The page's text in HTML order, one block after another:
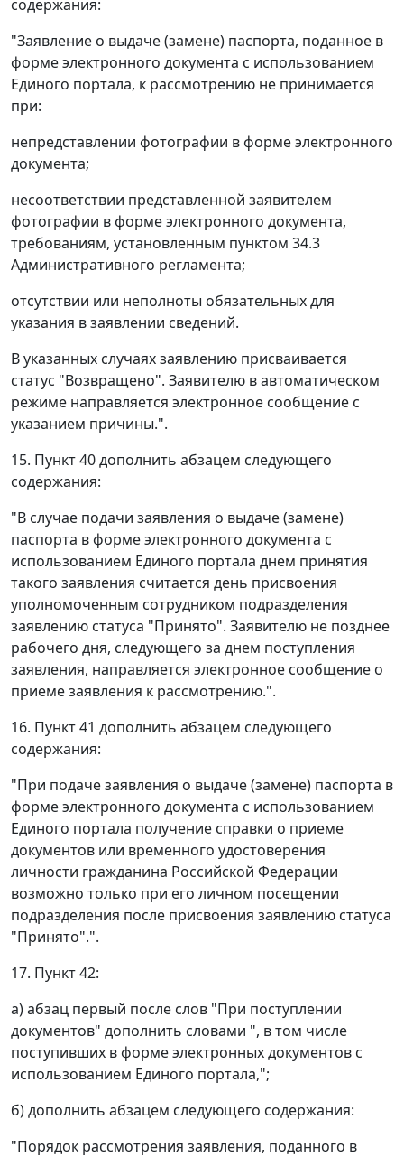
содержания:
"Заявление о выдаче (замене) паспорта, поданное в
форме электронного документа с использованием
Единого портала, к рассмотрению не принимается
при:
непредставлении фотографии в форме электронного
документа;
несоответствии представленной заявителем
фотографии в форме электронного документа,
требованиям, установленным пунктом 34.3
Административного регламента;
отсутствии или неполноты обязательных для
указания в заявлении сведений.
В указанных случаях заявлению присваивается
статус "Возвращено". Заявителю в автоматическом
режиме направляется электронное сообщение с
указанием причины.".
15. Пункт 40 дополнить абзацем следующего
содержания:
"В случае подачи заявления о выдаче (замене)
паспорта в форме электронного документа с
использованием Единого портала днем принятия
такого заявления считается день присвоения
уполномоченным сотрудником подразделения
заявлению статуса "Принято". Заявителю не позднее
рабочего дня, следующего за днем поступления
заявления, направляется электронное сообщение о
приеме заявления к рассмотрению.".
16. Пункт 41 дополнить абзацем следующего
содержания:
"При подаче заявления о выдаче (замене) паспорта в
форме электронного документа с использованием
Единого портала получение справки о приеме
документов или временного удостоверения
личности гражданина Российской Федерации
возможно только при его личном посещении
подразделения после присвоения заявлению статуса
"Принято".".
17. Пункт 42:
а) абзац первый после слов "При поступлении
документов" дополнить словами ", в том числе
поступивших в форме электронных документов с
использованием Единого портала,";
б) дополнить абзацем следующего содержания:
"Порядок рассмотрения заявления, поданного в